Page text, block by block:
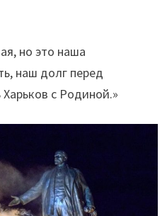
но это наша
наш долг перед
с Родиной.»